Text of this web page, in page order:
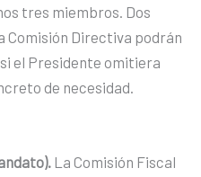
tres miembros. Dos
Comisión Directiva podrán
el Presidente omitiera
de necesidad.
La Comisión Fiscal